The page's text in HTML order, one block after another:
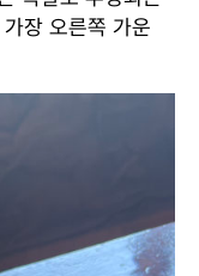
장 오른쪽 가운